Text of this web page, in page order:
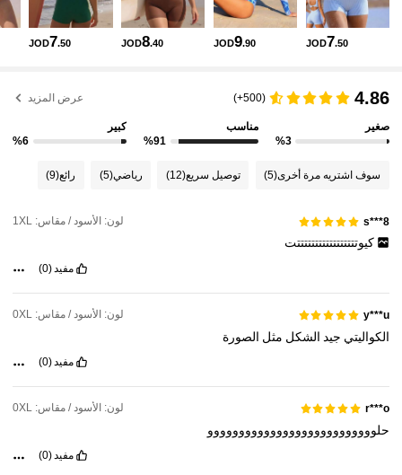
4.90 159K متابعون
4.90 159K متابعون
4.90
JOD7.50
JOD9.90
JOD8.40
JOD7.50
4.86
(500+) عرض المزيد
صغير
%3
مناسب
%91
كبير
%6
سوف اشتريه مرة أخرى(5) توصيل سريع(12) رياضي(5) رائع(9)
s***8 لون: الأسود / مقاس: 1XL
كيوتتتتتتتتتتتتتتتتتت
مفيد (0)
y***u لون: الأسود / مقاس: 0XL
الكواليتي جيد الشكل مثل الصورة
مفيد (0)
r***o لون: الأسود / مقاس: 0XL
حلووووووووووووووووووووووووووو
مفيد (0)